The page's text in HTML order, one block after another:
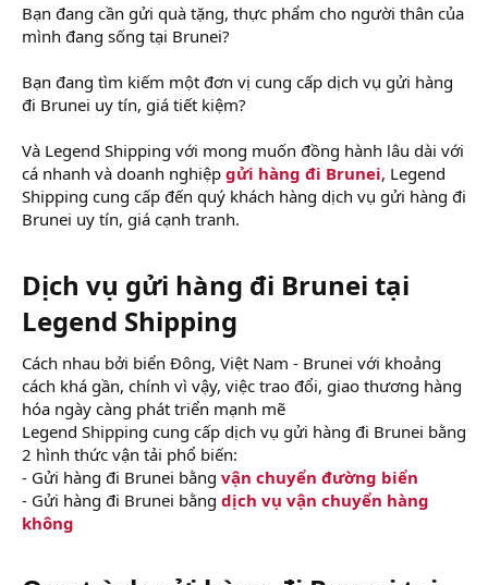
Bạn đang cần gửi quà tặng, thực phẩm cho người thân của
mình đang sống tại Brunei?
Bạn đang tìm kiếm một đơn vị cung cấp dịch vụ gửi hàng
đi Brunei uy tín, giá tiết kiệm?
Và Legend Shipping với mong muốn đồng hành lâu dài với
cá nhanh và doanh nghiệp gửi hàng đi Brunei, Legend
Shipping cung cấp đến quý khách hàng dịch vụ gửi hàng đi
Brunei uy tín, giá cạnh tranh.
Dịch vụ gửi hàng đi Brunei tại
Legend Shipping​
Cách nhau bởi biển Đông, Việt Nam - Brunei với khoảng
cách khá gần, chính vì vậy, việc trao đổi, giao thương hàng
hóa ngày càng phát triển mạnh mẽ
Legend Shipping cung cấp dịch vụ gửi hàng đi Brunei bằng
2 hình thức vận tải phổ biến:
- Gửi hàng đi Brunei bằng vận chuyển đường biển
- Gửi hàng đi Brunei bằng dịch vụ vận chuyển hàng
không